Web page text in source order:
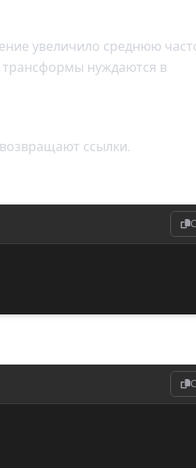
увеличило среднюю
трансформы нуждаются в
ссылки.